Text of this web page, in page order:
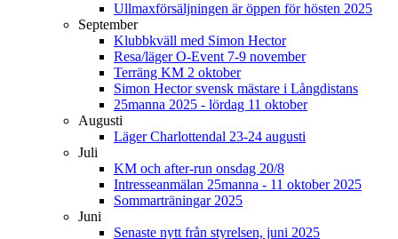
Ullmaxförsäljningen är öppen för hösten 2025
September
Klubbkväll med Simon Hector
Resa/läger O-Event 7-9 november
Terräng KM 2 oktober
Simon Hector svensk mästare i Långdistans
25manna 2025 - lördag 11 oktober
Augusti
Läger Charlottendal 23-24 augusti
Juli
KM och after-run onsdag 20/8
Intresseanmälan 25manna - 11 oktober 2025
Sommarträningar 2025
Juni
Senaste nytt från styrelsen, juni 2025